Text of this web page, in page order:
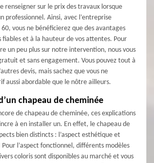
renseigner sur le prix des travaux lorsque
professionnel. Ainsi, avec l’entreprise
vous ne bénéficierez que des avantages
fiables et à la hauteur de vos attentes. Pour
un peu plus sur notre intervention, nous vous
et sans engagement. Vous pouvez tout à
devis, mais sachez que vous ne
aussi abordable que le nôtre ailleurs.
chapeau de cheminée
de chapeau de cheminée, ces explications
à en installer un. En effet, le chapeau de
bien distincts : l’aspect esthétique et
Pour l’aspect fonctionnel, différents modèles
coloris sont disponibles au marché et vous